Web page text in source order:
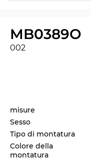
MB0389O
002
misure
Sesso
Tipo di montatura
Colore della
montatura